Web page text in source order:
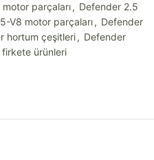
parçaları, Defender 2.5
V8 motor parçaları, Defender
hortum çeşitleri, Defender
ürünleri